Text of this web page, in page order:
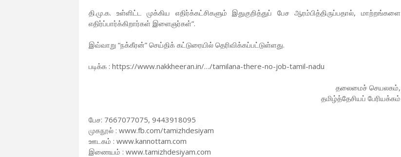
தி.மு.க. உள்ளிட்ட முக்கிய எதிர்க்கட்சிகளும் இதுகுறித்துப் பேச ஆரம்பித்திருப்பதால், மாற்றங்களை
எதிர்ப்பார்க்கிறார்கள் இளைஞர்கள்”.
இவ்வாறு “நக்கீரன்” செய்திக் கட்டுரையில் தெரிவிக்கப்பட்டுள்ளது.
படிக்க : https://www.nakkheeran.in/…/tamilana-there-no-job-tamil-nadu
தலைமைச் செயலகம்,
தமிழ்த்தேசியப் பேரியக்கம்
பேச: 7667077075, 9443918095
முகநூல் : www.fb.com/tamizhdesiyam
ஊடகம் : www.kannottam.com
இணையம் : www.tamizhdesiyam.com